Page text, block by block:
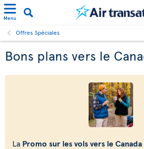
Menu
Offres Spéciales
Bons plans vers le
La Promo sur les vols vers le